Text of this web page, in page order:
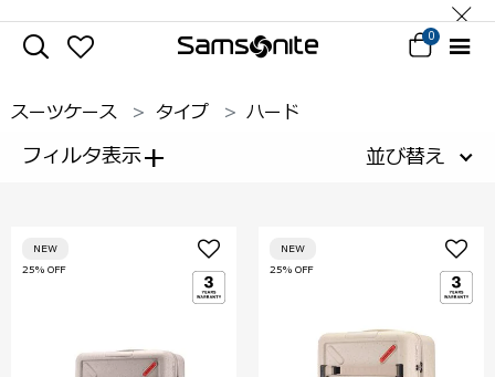
0
スーツケース タイプ ハード
フィルタ表示+ 並び替え
25% OFF
NEW
25% OFF
NEW